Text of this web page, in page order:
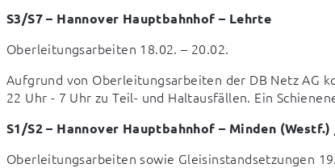
S3/S7 – Hannover Hauptbahnhof – Lehrte
Oberleitungsarbeiten 18.02. – 20.02.
Aufgrund von Oberleitungsarbeiten der DB Netz AG
22 Uhr - 7 Uhr zu Teil- und Haltausfällen. Ein
S1/S2 – Hannover Hauptbahnhof – Minden
Oberleitungsarbeiten sowie Gleisinstandsetzungen